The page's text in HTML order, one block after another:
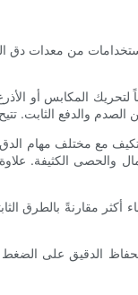
من معدات
لتحريك المكابس أو
مع مختلف مهام
والحصى الكثيفة.
أكثر مقارنةً
الدقيق على